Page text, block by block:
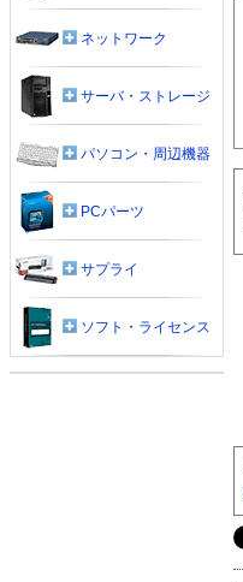
ネットワーク
サーバ・ストレージ
パソコン・周辺機器
PCパーツ
サプライ
ソフト・ライセンス